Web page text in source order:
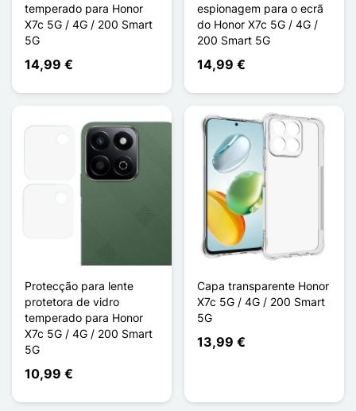
temperado para Honor
X7c 5G / 4G / 200 Smart
5G
14,99 €
espionagem para o ecrã
do Honor X7c 5G / 4G /
200 Smart 5G
14,99 €
Protecção para lente
protetora de vidro
temperado para Honor
X7c 5G / 4G / 200 Smart
5G
10,99 €
Capa transparente Honor
X7c 5G / 4G / 200 Smart
5G
13,99 €